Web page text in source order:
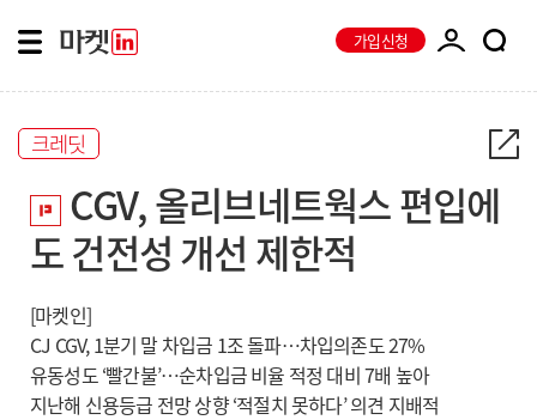
가입신청
크레딧
CGV, 올리브네트웍스 편입에
도 건전성 개선 제한적
[마켓인]
CJ CGV, 1분기 말 차입금 1조 돌파…차입의존도 27%
유동성도 ‘빨간불’…순차입금 비율 적정 대비 7배 높아
지난해 신용등급 전망 상향 ‘적절치 못하다’ 의견 지배적